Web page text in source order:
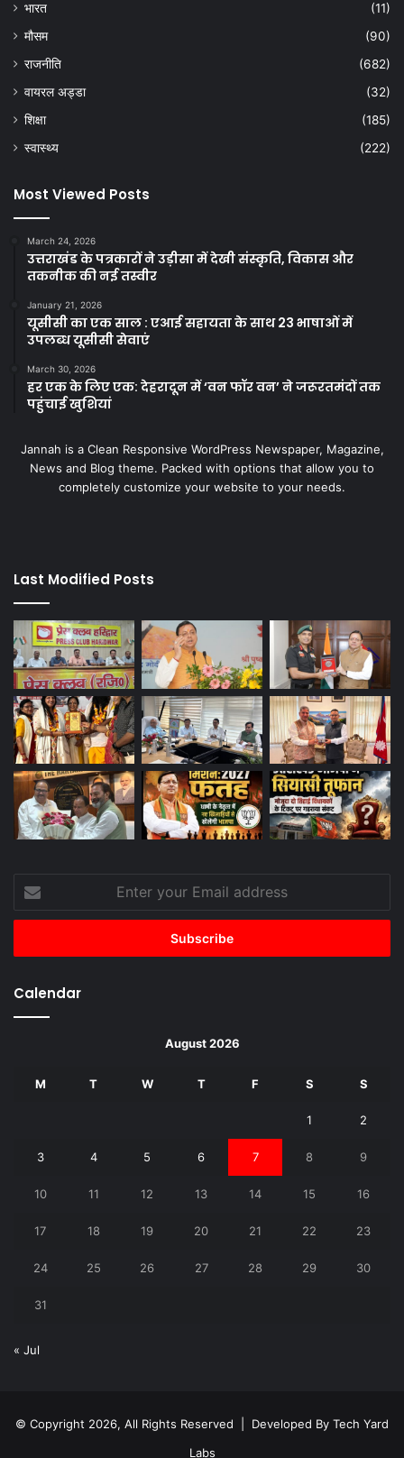
भारत
(11)
मौसम
(90)
राजनीति
(682)
वायरल अड्डा
(32)
शिक्षा
(185)
स्वास्थ्य
(222)
Most Viewed Posts
March 24, 2026
उत्तराखंड के पत्रकारों ने उड़ीसा में देखी संस्कृति, विकास और
तकनीक की नई तस्वीर
January 21, 2026
यूसीसी का एक साल : एआई सहायता के साथ 23 भाषाओं में
उपलब्ध यूसीसी सेवाएं
March 30, 2026
हर एक के लिए एक: देहरादून में ‘वन फॉर वन’ ने जरूरतमंदों तक
पहुंचाई खुशियां
Jannah is a Clean Responsive WordPress Newspaper, Magazine,
News and Blog theme. Packed with options that allow you to
completely customize your website to your needs.
Last Modified Posts
your
Email
Calendar
August 2026
M T W T F S S
1 2
3 4 5 6 7 8 9
10 11 12 13 14 15 16
17 18 19 20 21 22 23
24 25 26 27 28 29 30
31
« Jul
© Copyright 2026, All Rights Reserved | Developed By Tech Yard
Labs